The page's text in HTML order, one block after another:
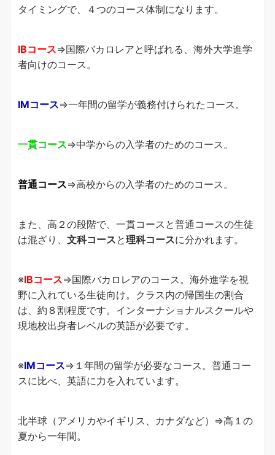
タイミングで、４つのコース体制になります。
IBコース⇒国際バカロレアと呼ばれる、海外大学進学
者向けのコース。
IMコース⇒一年間の留学が義務付けられたコース。
一貫コース⇒中学からの入学者のためのコース。
普通コース⇒高校からの入学者のためのコース。
また、高２の段階で、一貫コースと普通コースの生徒
は混ざり、 文科コースと理科コースに分かれます。
※IBコース⇒国際バカロレアのコース。海外進学を視
野に入れている生徒向け。クラス内の帰国生の割合
は、約８割程度です。インターナショナルスクールや
現地校出身者レベルの英語が必要です。
※IMコース⇒１年間の留学が必要なコース。普通コー
スに比べ、英語に力を入れています。
北半球（アメリカやイギリス、カナダなど）⇒高１の
夏から一年間。